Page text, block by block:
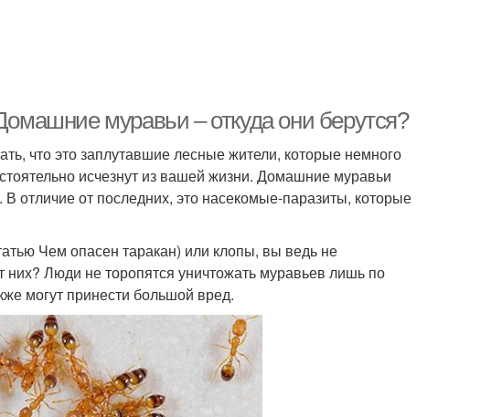
муравьи – откуда они берутся?
что это заплутавшие лесные жители, которые немного
исчезнут из вашей жизни. Домашние муравьи
от последних, это насекомые-паразиты, которые
Чем опасен таракан) или клопы, вы ведь не
Люди не торопятся уничтожать муравьев лишь по
могут принести большой вред.